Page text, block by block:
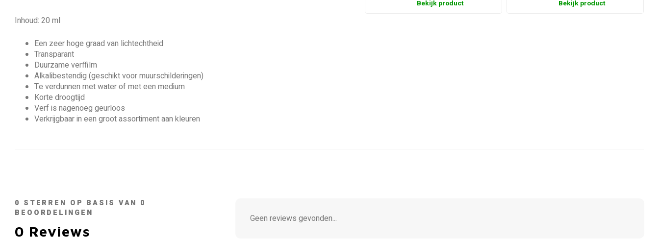
Inhoud: 20 ml
Een zeer hoge graad van lichtechtheid
Transparant
Duurzame verffilm
Alkalibestendig (geschikt voor muurschilderingen)
Te verdunnen met water of met een medium
Korte droogtijd
Verf is nagenoeg geurloos
Verkrijgbaar in een groot assortiment aan kleuren
Bekijk product Bekijk product
0 STERREN OP BASIS VAN 0
BEOORDELINGEN
0 Reviews
Geen reviews gevonden...